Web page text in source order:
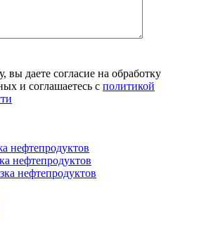
даете согласие на обработку
и соглашаетесь c политикой
нефтепродуктов
нефтепродуктов
нефтепродуктов